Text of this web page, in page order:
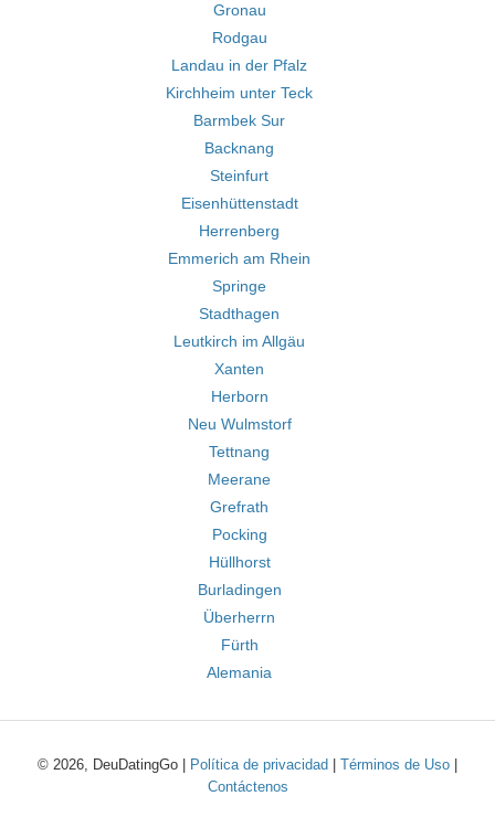
Gronau
Rodgau
Landau in der Pfalz
Kirchheim unter Teck
Barmbek Sur
Backnang
Steinfurt
Eisenhüttenstadt
Herrenberg
Emmerich am Rhein
Springe
Stadthagen
Leutkirch im Allgäu
Xanten
Herborn
Neu Wulmstorf
Tettnang
Meerane
Grefrath
Pocking
Hüllhorst
Burladingen
Überherrn
Fürth
Alemania
© 2026, DeuDatingGo | Política de privacidad Términos de Uso
Contáctenos